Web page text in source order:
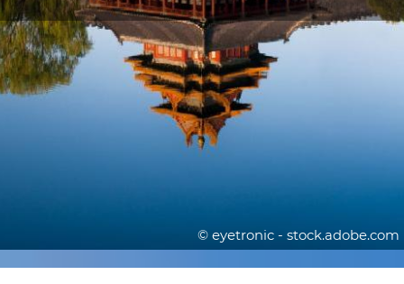
© eyetronic - stock.adobe.com